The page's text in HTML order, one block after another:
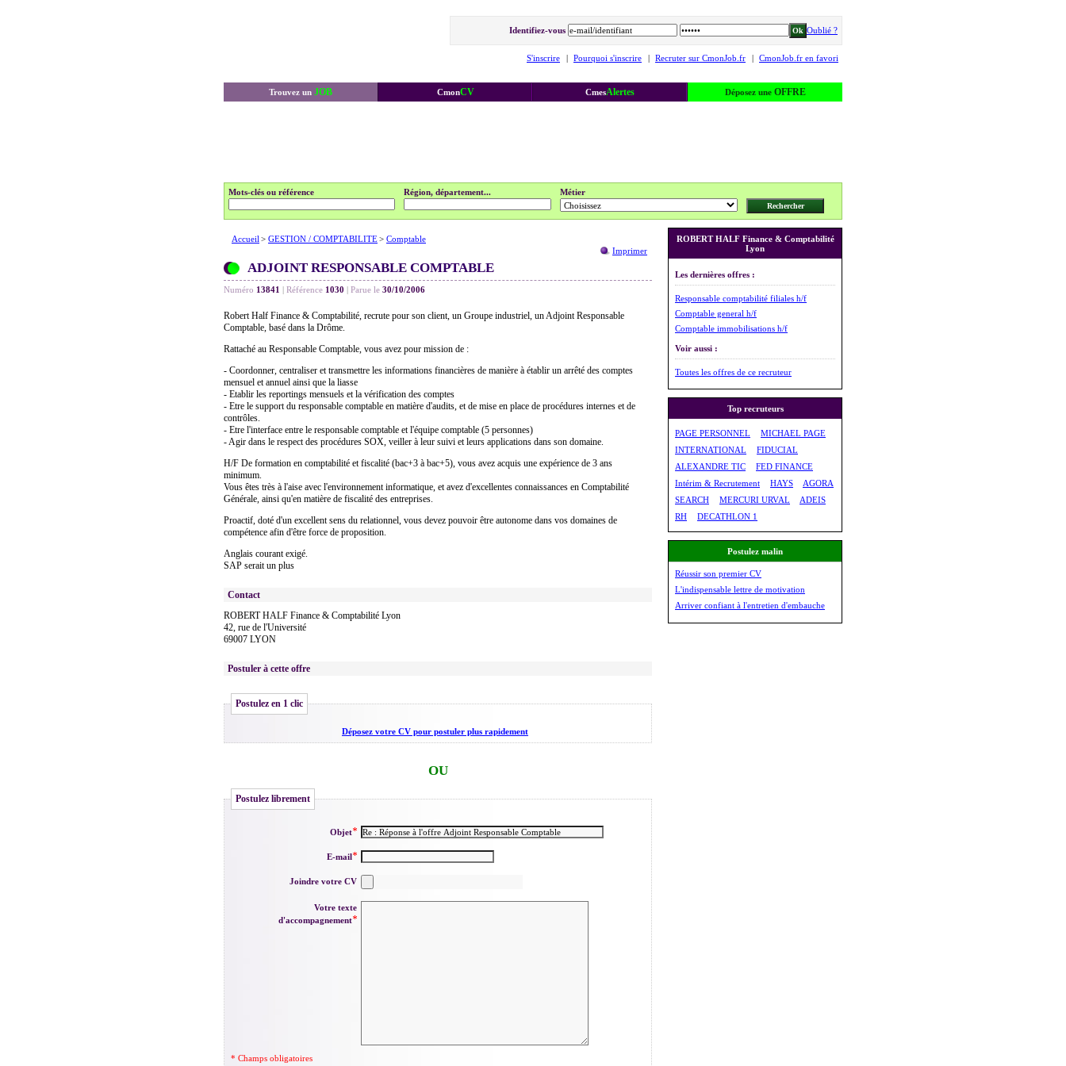
Identifiez-vous Oublié ?
S'inscrire | Pourquoi s'inscrire | Recruter sur CmonJob.fr | CmonJob.fr en favori
Trouvez un JOB CmonCV CmesAlertes Déposez une OFFRE
Mots-clés ou référence Région, département... Métier
Imprimer
Accueil > GESTION / COMPTABILITE> Comptable
ADJOINT RESPONSABLE COMPTABLE
Numéro 13841 | Référence 1030 | Parue le 30/10/2006
Robert Half Finance & Comptabilité, recrute pour son client, un Groupe industriel, un Adjoint Responsable
Comptable, basé dans la Drôme.
Rattaché au Responsable Comptable, vous avez pour mission de :
- Coordonner, centraliser et transmettre les informations financières de manière à établir un arrêté des comptes
mensuel et annuel ainsi que la liasse
- Etablir les reportings mensuels et la vérification des comptes
- Etre le support du responsable comptable en matière d'audits, et de mise en place de procédures internes et de
contrôles.
- Etre l'interface entre le responsable comptable et l'équipe comptable (5 personnes)
- Agir dans le respect des procédures SOX, veiller à leur suivi et leurs applications dans son domaine.
H/F De formation en comptabilité et fiscalité (bac+3 à bac+5), vous avez acquis une expérience de 3 ans
minimum.
Vous êtes très à l'aise avec l'environnement informatique, et avez d'excellentes connaissances en Comptabilité
Générale, ainsi qu'en matière de fiscalité des entreprises.
Proactif, doté d'un excellent sens du relationnel, vous devez pouvoir être autonome dans vos domaines de
compétence afin d'être force de proposition.
Anglais courant exigé.
SAP serait un plus
Contact
ROBERT HALF Finance & Comptabilité Lyon
42, rue de l'Université
69007 LYON
Postuler à cette offre
Postulez en 1 clic
Déposez votre CV pour postuler plus rapidement
OU
Postulez librement
Objet
E-mail
Joindre votre CV
Votre texte
d'accompagnement
* Champs obligatoires
ROBERT HALF Finance & Comptabilité
Lyon
Les dernières offres :
Responsable comptabilité filiales h/f
Comptable general h/f
Comptable immobilisations h/f
Voir aussi :
Toutes les offres de ce recruteur
Top recruteurs
PAGE PERSONNEL
MICHAEL PAGE
INTERNATIONAL
FIDUCIAL
ALEXANDRE TIC
FED FINANCE
Intérim & Recrutement
HAYS
AGORA
SEARCH
MERCURI URVAL
ADEIS
RH
DECATHLON 1
Postulez malin
Réussir son premier CV
L'indispensable lettre de motivation
Arriver confiant à l'entretien d'embauche